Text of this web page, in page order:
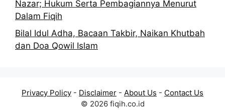
Nazar; Hukum Serta Pembagiannya Menurut
Dalam Fiqih
Bilal Idul Adha, Bacaan Takbir, Naikan Khutbah
dan Doa Qowil Islam
Privacy Policy - Disclaimer - About Us - Contact Us
© 2026 fiqih.co.id